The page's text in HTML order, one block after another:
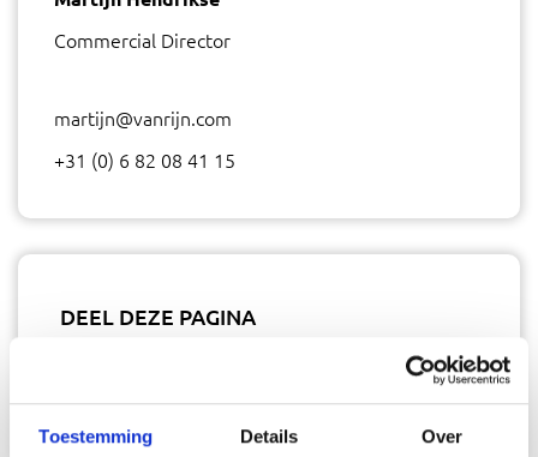
Toestemming Details Over
Commercial Director
martijn@vanrijn.com
+31 (0) 6 82 08 41 15
DEEL DEZE PAGINA